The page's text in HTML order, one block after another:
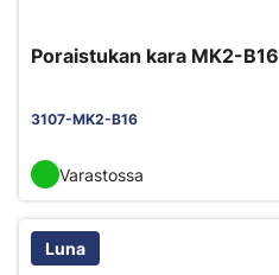
Poraistukan kara MK2-
3107-MK2-B16
Varastossa
Luna